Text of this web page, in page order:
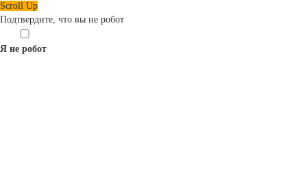
Scroll Up
Подтвердите, что вы не робот
Я не робот